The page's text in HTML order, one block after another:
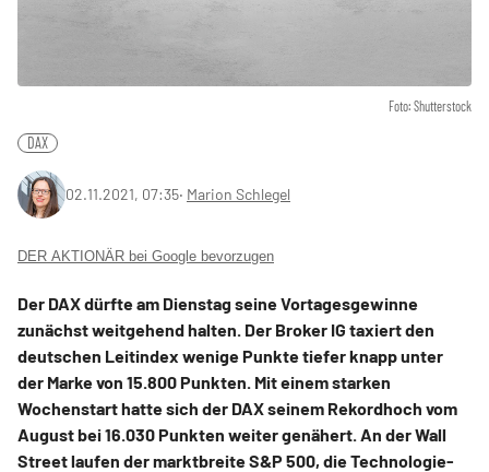
Foto: Shutterstock
DAX
02.11.2021, 07:35‧ Marion Schlegel
DER AKTIONÄR bei Google bevorzugen
Der DAX dürfte am Dienstag seine Vortagesgewinne
zunächst weitgehend halten. Der Broker IG taxiert den
deutschen Leitindex wenige Punkte tiefer knapp unter
der Marke von 15.800 Punkten. Mit einem starken
Wochenstart hatte sich der DAX seinem Rekordhoch vom
August bei 16.030 Punkten weiter genähert. An der Wall
Street laufen der marktbreite S&P 500, die Technologie-